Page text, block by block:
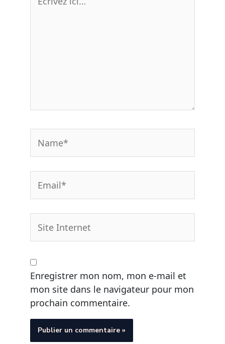
ici…
Internet
Enregistrer mon nom, mon e-mail et
mon site dans le navigateur pour mon
prochain commentaire.